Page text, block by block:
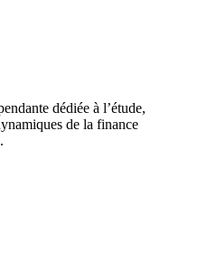
dédiée à l’étude,
de la finance